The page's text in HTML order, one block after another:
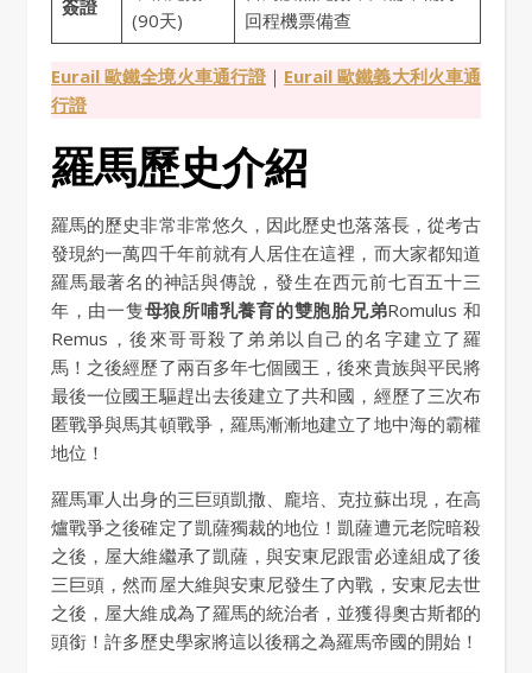
簽證
(90天)
回程機票備查
Eurail 歐鐵全境火車通行證 ｜ Eurail 歐鐵義大利火車通
行證
羅馬歷史介紹
羅馬的歷史非常非常悠久，因此歷史也落落長，從考古
發現約一萬四千年前就有人居住在這裡，而大家都知道
羅馬最著名的神話與傳說，發生在西元前七百五十三
年，由一隻母狼所哺乳養育的雙胞胎兄弟Romulus 和
Remus，後來哥哥殺了弟弟以自己的名字建立了羅
馬！之後經歷了兩百多年七個國王，後來貴族與平民將
最後一位國王驅趕出去後建立了共和國，經歷了三次布
匿戰爭與馬其頓戰爭，羅馬漸漸地建立了地中海的霸權
地位！
羅馬軍人出身的三巨頭凱撒、龐培、克拉蘇出現，在高
爐戰爭之後確定了凱薩獨裁的地位！凱薩遭元老院暗殺
之後，屋大維繼承了凱薩，與安東尼跟雷必達組成了後
三巨頭，然而屋大維與安東尼發生了內戰，安東尼去世
之後，屋大維成為了羅馬的統治者，並獲得奧古斯都的
頭銜！許多歷史學家將這以後稱之為羅馬帝國的開始！